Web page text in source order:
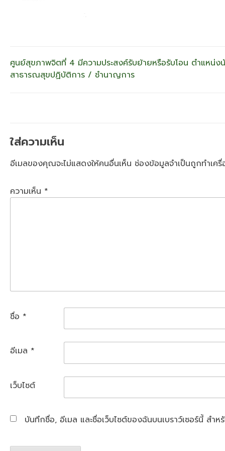
แนะแนว
ศูนย์สุขภาพจิตที่ 4 มีความประสงค์รับย้ายหรือรับโอน ตำแหน่ง
สาธารณสุขปฏิบัติการ / ชำนาญการ
ใส่ความเห็น
อีเมลของคุณจะไม่แสดงให้คนอื่นเห็น ช่องข้อมูลจำเป็นถูกทำเค
ความเห็น *
ชื่อ *
อีเมล *
เว็บไซต์
บันทึกชื่อ, อีเมล และชื่อเว็บไซต์ของฉันบนเบราว์เซอร์นี้ สำ